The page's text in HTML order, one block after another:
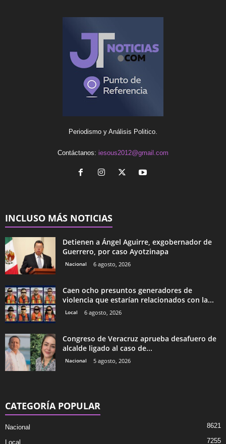
Periodismo y Análisis Politico.
Contáctanos: iesous2012@gmail.com
INCLUSO MÁS NOTICIAS
Detienen a Ángel Aguirre, exgobernador de
Guerrero, por caso Ayotzinapa
Nacional 6 agosto, 2026
Caen ocho presuntos generadores de
violencia que estarían relacionados con la...
Local 6 agosto, 2026
Congreso de Veracruz aprueba desafuero de
alcalde ligado al caso de...
Nacional 5 agosto, 2026
CATEGORÍA POPULAR
Nacional 8621
Local 7255